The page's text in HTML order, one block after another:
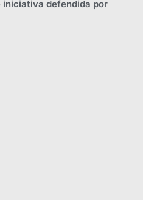
defendida por